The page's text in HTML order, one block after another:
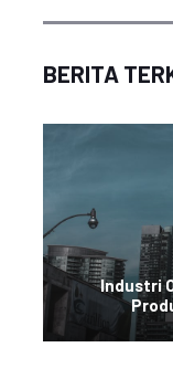
BERITA
Industri